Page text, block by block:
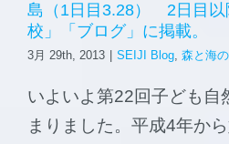
島（1日目3.28） 2日目以
校」「ブログ」に掲載。
3月 29th, 2013 SEIJI Blog, 森と海
いよいよ第22回子ども自
まりました。平成4年か